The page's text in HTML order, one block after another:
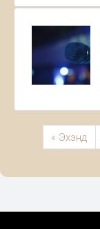
« Эхэнд